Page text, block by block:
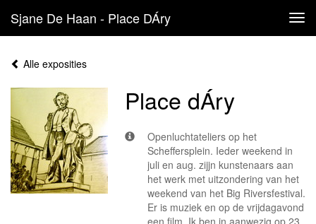
Sjane De Haan - Place DÁry
Alle exposities
Place dÁry
Openluchtateliers op het
Scheffersplein. Ieder weekend in
juli en aug. zijjn kunstenaars aan
het werk met uitzondering van het
weekend van het Big Riversfestival.
Er is muziek en op de vrijdagavond
een film. Ik ben in aanwezig op 23